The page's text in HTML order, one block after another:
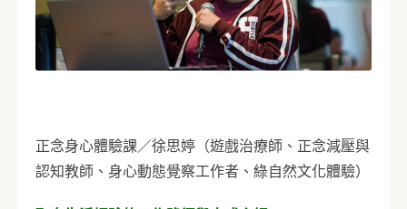
正念身心體驗課／徐思婷（遊戲治療師、正念減壓與
認知教師、身心動態覺察工作者、綠自然文化體驗）